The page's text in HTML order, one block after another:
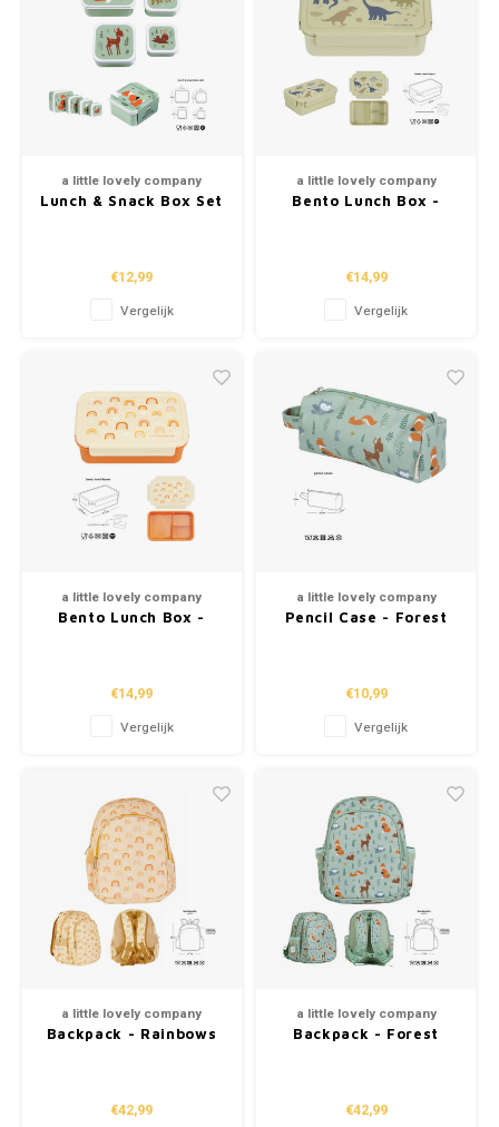
a little lovely company
Lunch & Snack Box Set
€12,99
Vergelijk
a little lovely company
Bento Lunch Box -
€14,99
Vergelijk
a little lovely company
Bento Lunch Box -
€14,99
Vergelijk
a little lovely company
Pencil Case - Forest
€10,99
Vergelijk
a little lovely company
Backpack - Rainbows
€42,99
a little lovely company
Backpack - Forest
€42,99